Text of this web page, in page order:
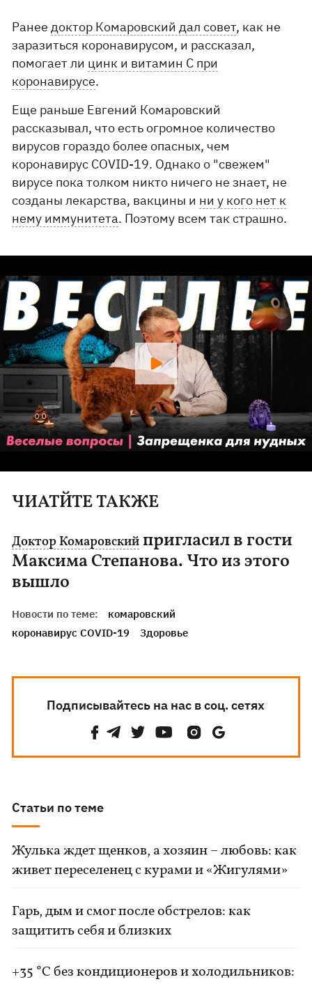
Ранеедоктор Комаровский дал совет, как не
заразиться коронавирусом, и рассказал,
помогает ли цинк и витамин С при
коронавирусе.
Еще раньше Евгений Комаровский
рассказывал, что есть огромное количество
вирусов гораздо более опасных, чем
коронавирус COVID-19. Однако о "свежем"
вирусе пока толком никто ничего не знает, не
созданы лекарства, вакцины и ни у кого нет к
нему иммунитета. Поэтому всем так страшно.
ЧИАТЙТЕ ТАКЖЕ
Доктор Комаровский пригласил в гости
Максима Степанова. Что из этого
вышло
Новости по теме:
комаровский
коронавирус COVID-19
Здоровье
Подписывайтесь на нас в соц. сетях
Статьи по теме
Жулька ждет щенков, а хозяин – любовь: как
живет переселенец с курами и «Жигулями»
Гарь, дым и смог после обстрелов: как
защитить себя и близких
+35 °C без кондиционеров и холодильников: